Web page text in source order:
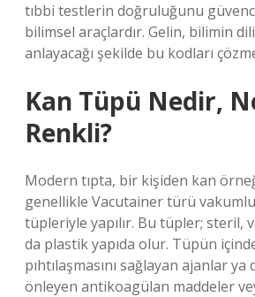
tıbbi testlerin doğruluğunu
bilimsel araçlardır. Gelin, bilimin
anlayacağı şekilde bu kodları
Kan Tüpü Nedir,
Renkli?
Modern tıpta, bir kişiden kan
genellikle Vacutainer türü
tüpleriyle yapılır. Bu tüpler; steril,
da plastik yapıda olur. Tüpün
pıhtılaşmasını sağlayan ajanlar ya
önleyen antikoagülan maddeler